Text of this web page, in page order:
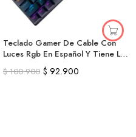
Teclado Gamer De Cable Con
Luces Rgb En Español Y Tiene La
Ñ
$100.900 $ 92.900